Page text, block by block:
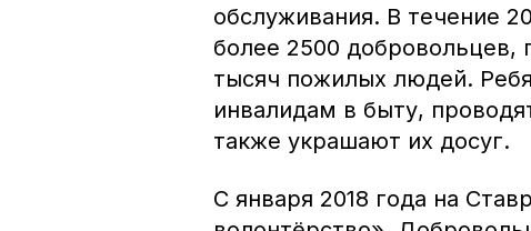
обслуживания. В течение
более 2500
тысяч пожилых людей.
инвалидам в быту,
также украшают их досуг.
С января 2018 года на